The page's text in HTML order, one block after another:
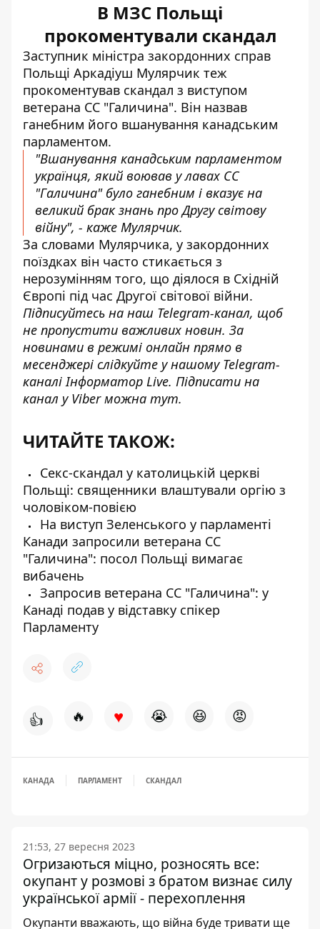
В МЗС Польщі
прокоментували скандал
Заступник міністра закордонних справ
Польщі Аркадіуш Мулярчик теж
прокоментував скандал з виступом
ветерана СС "Галичина". Він назвав
ганебним його вшанування канадським
парламентом.
"Вшанування канадським парламентом
українця, який воював у лавах СС
"Галичина" було ганебним і вказує на
великий брак знань про Другу світову
війну", - каже Мулярчик.
За словами Мулярчика, у закордонних
поїздках він часто стикається з
нерозумінням того, що діялося в Східній
Європі під час Другої світової війни.
Підписуйтесь на наш Telegram-канал, щоб
не пропустити важливих новин. За
новинами в режимі онлайн прямо в
месенджері слідкуйте у нашому Telegram-
каналіІнформатор Live. Підписати на
канал у Viber можна тут.
ЧИТАЙТЕ ТАКОЖ:
Секс-скандал у католицькій церкві
Польщі: священники влаштували оргію з
чоловіком-повією
На виступ Зеленського у парламенті
Канади запросили ветерана СС
"Галичина": посол Польщі вимагає
вибачень
Запросив ветерана СС "Галичина": у
Канаді подав у відставку спікер
Парламенту
👍 🔥 ♥ 😭 😆 😡
КАНАДА ПАРЛАМЕНТ СКАНДАЛ
21:53, 27 вересня 2023
Огризаються міцно, розносять все:
окупант у розмові з братом визнає силу
української армії - перехоплення
Окупанти вважають, що війна буде тривати ще